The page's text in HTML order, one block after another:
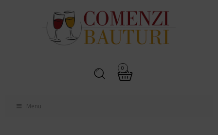
0
Menu